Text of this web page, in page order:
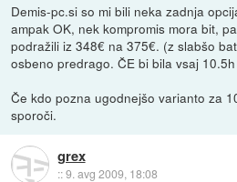
Demis-pc.si so mi bili neka zadnja
ampak OK, nek kompromis mora bit,
podražili iz 348€ na 375€. (z slabšo
osbeno predrago. ČE bi bila vsaj
Če kdo pozna ugodnejšo varianto za
sporoči.
grex
::9. avg 2009, 18:08